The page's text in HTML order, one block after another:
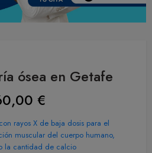
ósea en Getafe
€
rayos X de baja dosis para el
muscular del cuerpo humano,
la cantidad de calcio